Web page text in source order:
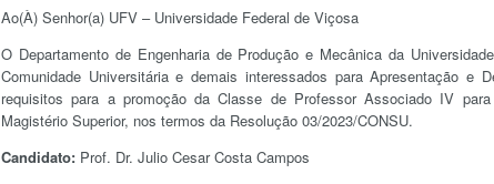
Ao(À) Senhor(a) UFV – Universidade Federal de Viçosa
O Departamento de Engenharia de Produção e Mecânica da
Comunidade Universitária e demais interessados para Apresentação e
requisitos para a promoção da Classe de Professor Associado IV
Magistério Superior, nos termos da Resolução 03/2023/CONSU.
Candidato: Prof. Dr. Julio Cesar Costa Campos